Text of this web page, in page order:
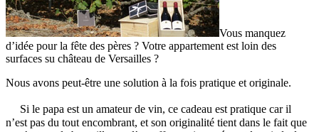
Vous manquez
d’idée pour la fête des pères ? Votre appartement est loin des
surfaces su château de Versailles ?
Nous avons peut-être une solution à la fois pratique et originale.
Si le papa est un amateur de vin, ce cadeau est pratique car il
n’est pas du tout encombrant, et son originalité tient dans le fait que